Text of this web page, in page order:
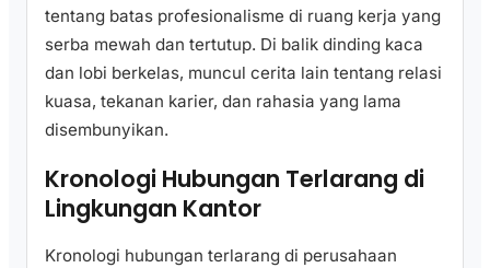
tentang batas profesionalisme di ruang kerja yang
serba mewah dan tertutup. Di balik dinding kaca
dan lobi berkelas, muncul cerita lain tentang relasi
kuasa, tekanan karier, dan rahasia yang lama
disembunyikan.
Kronologi Hubungan Terlarang di
Lingkungan Kantor
Kronologi hubungan terlarang di perusahaan